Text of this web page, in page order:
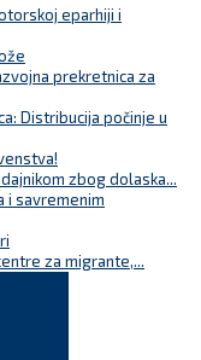
eparhiji i
prekretnica za
Distribucija počinje u
zbog dolaska...
i savremenim
za migrante,...